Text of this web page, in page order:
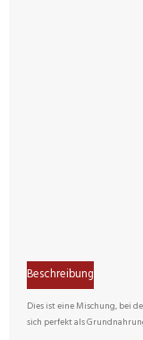
Beschreibung
Dies ist eine Mischung, bei
sich perfekt als